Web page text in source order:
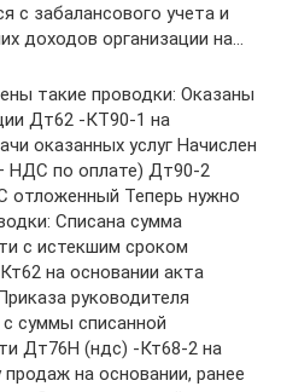
с забалансового учета и
доходов организации на…
такие проводки: Оказаны
Дт62 -КТ90-1 на
оказанных услуг Начислен
НДС по оплате) Дт90-2
отложенный Теперь нужно
Списана сумма
с истекшим сроком
на основании акта
руководителя
суммы списанной
Дт76Н (ндс) -Кт68-2 на
на основании, ранее